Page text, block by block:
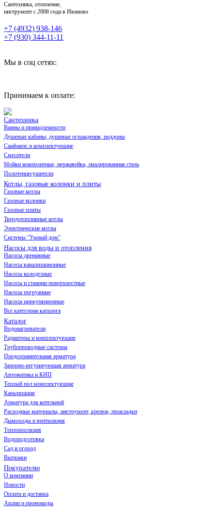
Сантехника, отопление,
инструмент с 2008 года в Иваново
+7 (4932) 938-146
+7 (930) 344-11-11
Мы в соц сетях:
Принимаем к оплате:
Сантехника
Ванны и принадлежности
Душевые кабины, душевые ограждения, поддоны
Санфаянс и комплектующие
Смесители
Мойки композитные, нержавейка, эмалированная сталь
Полотенцесушители
Котлы, газовые колонки и плиты
Газовые котлы
Газовые колонки
Газовые плиты
Твердотопливные котлы
Электрические котлы
Системы “Умный дом”
Насосы для воды и отопления
Насосы дренажные
Насосы канализационные
Насосы колодезные
Насосы и станции поверхностные
Насосы погружные
Насосы циркуляционные
Все категории каталога
Каталог
Водонагреватели
Радиаторы и комплектующие
Трубопроводные системы
Предохранительная арматура
Запорно-регулирующая арматура
Автоматика и КИП
Теплый пол комплектующие
Канализация
Арматура для котельной
Расходные материалы, инструмент, крепеж, прокладки
Дымоходы и вентиляция
Теплоизоляция
Водоподготовка
Сад и огород
Вытяжки
Покупателю
О компании
Новости
Оплата и доставка
Акции и промокоды